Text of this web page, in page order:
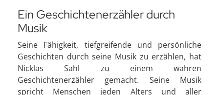
Ein Geschichtenerzähler durch
Musik
Seine Fähigkeit, tiefgreifende und persönliche
Geschichten durch seine Musik zu erzählen, hat
Nicklas Sahl zu einem wahren
Geschichtenerzähler gemacht. Seine Musik
spricht Menschen jeden Alters und aller